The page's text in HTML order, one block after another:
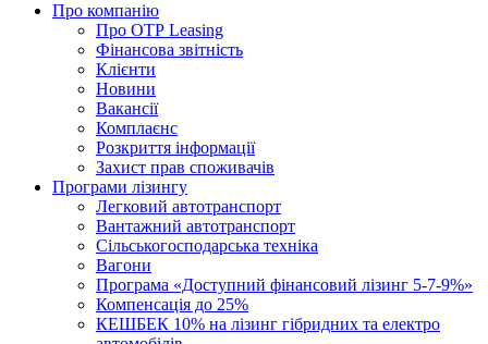
Про компанію
Про ОТР Leasing
Фінансова звітність
Клієнти
Новини
Вакансії
Комплаєнс
Розкриття інформації
Захист прав споживачів
Програми лізингу
Легковий автотранспорт
Вантажний автотранспорт
Cільськогосподарська техніка
Вагони
Програма «Доступний фінансовий лізинг 5-7-9%»
Компенсація до 25%
КЕШБЕК 10% на лізинг гібридних та електро